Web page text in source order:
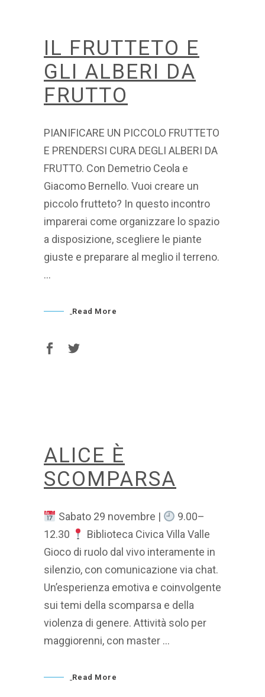
IL FRUTTETO E
GLI ALBERI DA
FRUTTO
PIANIFICARE UN PICCOLO FRUTTETO
E PRENDERSI CURA DEGLI ALBERI DA
FRUTTO. Con Demetrio Ceola e
Giacomo Bernello. Vuoi creare un
piccolo frutteto? In questo incontro
imparerai come organizzare lo spazio
a disposizione, scegliere le piante
giuste e preparare al meglio il terreno.
Read More
ALICE È
SCOMPARSA
Sabato 29 novembre |
9.00–
12.30
Biblioteca Civica Villa Valle
Gioco di ruolo dal vivo interamente in
silenzio, con comunicazione via chat.
Un’esperienza emotiva e coinvolgente
sui temi della scomparsa e della
violenza di genere. Attività solo per
maggiorenni, con master
Read More